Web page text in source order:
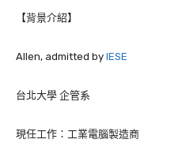
【背景介紹】
Allen, admitted by IESE
台北大學 企管系
現任工作：工業電腦製造商